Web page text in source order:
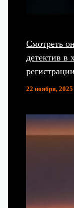
Смотреть
детектив в
регистрации
22 ноября,